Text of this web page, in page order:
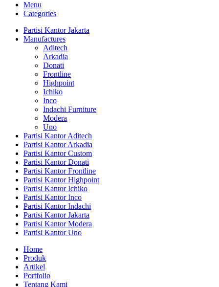
Menu
Categories
Partisi Kantor Jakarta
Manufactures
Aditech
Arkadia
Donati
Frontline
Highpoint
Ichiko
Inco
Indachi Furniture
Modera
Uno
Partisi Kantor Aditech
Partisi Kantor Arkadia
Partisi Kantor Custom
Partisi Kantor Donati
Partisi Kantor Frontline
Partisi Kantor Highpoint
Partisi Kantor Ichiko
Partisi Kantor Inco
Partisi Kantor Indachi
Partisi Kantor Jakarta
Partisi Kantor Modera
Partisi Kantor Uno
Home
Produk
Artikel
Portfolio
Tentang Kami